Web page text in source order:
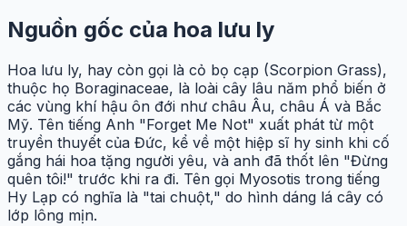
Nguồn gốc của hoa lưu ly
Hoa lưu ly, hay còn gọi là cỏ bọ cạp (Scorpion Grass),
thuộc họ Boraginaceae, là loài cây lâu năm phổ biến ở
các vùng khí hậu ôn đới như châu Âu, châu Á và Bắc
Mỹ. Tên tiếng Anh "Forget Me Not" xuất phát từ một
truyền thuyết của Đức, kể về một hiệp sĩ hy sinh khi cố
gắng hái hoa tặng người yêu, và anh đã thốt lên "Đừng
quên tôi!" trước khi ra đi. Tên gọi Myosotis trong tiếng
Hy Lạp có nghĩa là "tai chuột," do hình dáng lá cây có
lớp lông mịn.